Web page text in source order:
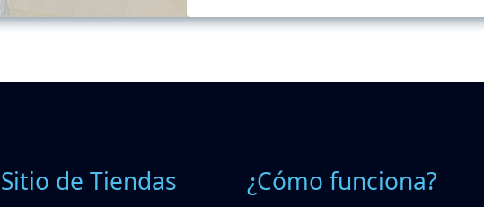
Sitio de Tiendas ¿Cómo funciona?